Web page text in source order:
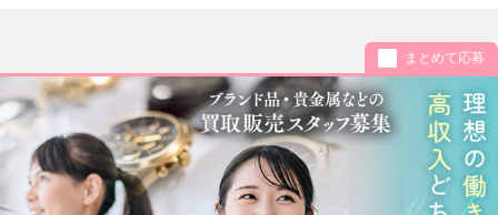
まとめて応募